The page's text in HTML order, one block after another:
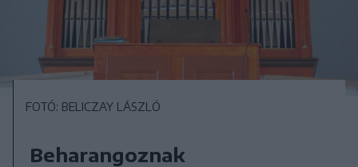
FOTÓ: BELICZAY LÁSZLÓ
Beharangoznak